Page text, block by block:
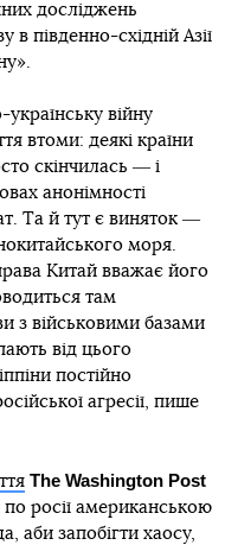
досліджень
південно-східній Азії
війну
втоми: деякі країни
скінчилась ― і
анонімності
Та й тут є виняток ―
моря.
Китай вважає його
там
з військовими базами
від цього
постійно
агресії, пише
The Washington Post
росії американською
аби запобігти хаосу,